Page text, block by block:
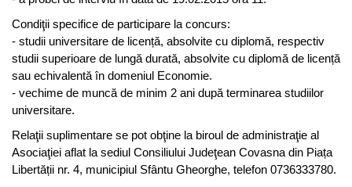
Condiţii specifice de participare la concurs:
- studii universitare de licență, absolvite cu diplomă, respectiv
studii superioare de lungă durată, absolvite cu diplomă de licență
sau echivalentă în domeniul Economie.
- vechime de muncă de minim 2 ani după terminarea studiilor
universitare.
Relaţii suplimentare se pot obţine la biroul de administraţie al
Asociaţiei aflat la sediul Consiliului Judeţean Covasna din Piața
Libertății nr. 4, municipiul Sfântu Gheorghe, telefon 0736333780.